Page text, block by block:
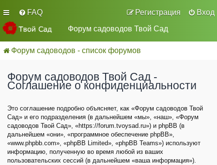
FAQ Вход
Регистрация
Форум садоводов Твой Сад
Форум садоводов - список форумов
Форум садоводов Твой Сад -
Соглашение о конфиденциальности
Это соглашение подробно объясняет, как «Форум садоводов Твой
Сад» и его подразделения (в дальнейшем «мы», «наш», «Форум
садоводов Твой Сад», «https://forum.tvoysad.ru») и phpBB (в
дальнейшем «они», «программное обеспечение phpBB»,
«www.phpbb.com», «phpBB Limited», «phpBB Teams») используют
информацию, полученную во время любой из ваших
пользовательских сессий (в дальнейшем «ваша информация»).